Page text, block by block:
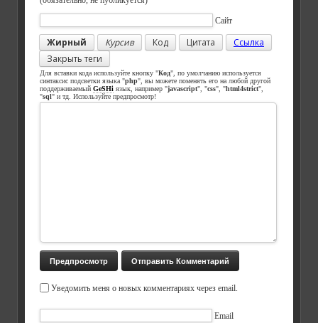
Сайт
Жирный Курсив Код Цитата
Ссылка
Закрыть теги
Для вставки кода используйте кнопку "Код", по умолчанию используется
синтаксис подсветки языка "php", вы можете поменять его на любой другой
поддерживаемый GeSHi язык, например "javascript", "css", "html4strict",
"sql" и тд. Используйте предпросмотр!
Уведомить меня о новых комментариях через email.
Email